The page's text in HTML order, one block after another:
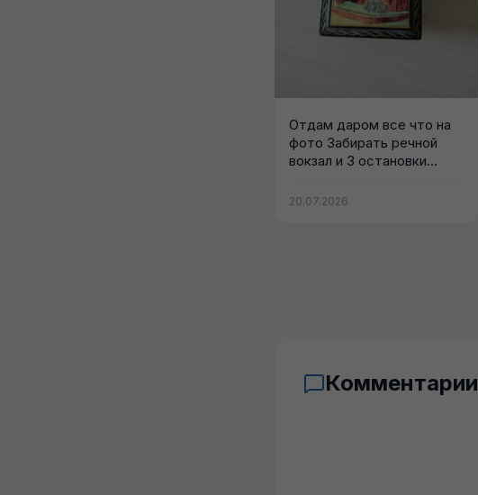
Отдам даром все что на
фото Забирать речной
вокзал и 3 остановки...
20.07.2026
Комментарии